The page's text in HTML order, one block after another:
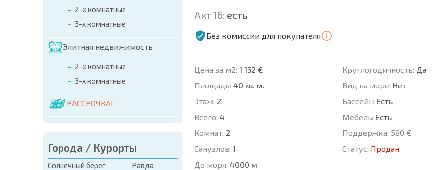
2-х комнатные
3-х комнатные
Элитная недвижимость
2-х комнатные
3-х комнатные
РАССРОЧКА!
Города / Курорты
Солнечный берег
Равда
Акт 16: есть
Без комиссии для покупателя
Цена за м2: 1 162 €
Площадь: 40 кв. м.
Этаж: 2
Всего: 4
Комнат: 2
Санузлов: 1
До моря: 4000 м
Круглогодичность: Да
Вид на море: Нет
Басcейн: Есть
Мебель: Есть
Поддержка: 580 €
Статус: Продан